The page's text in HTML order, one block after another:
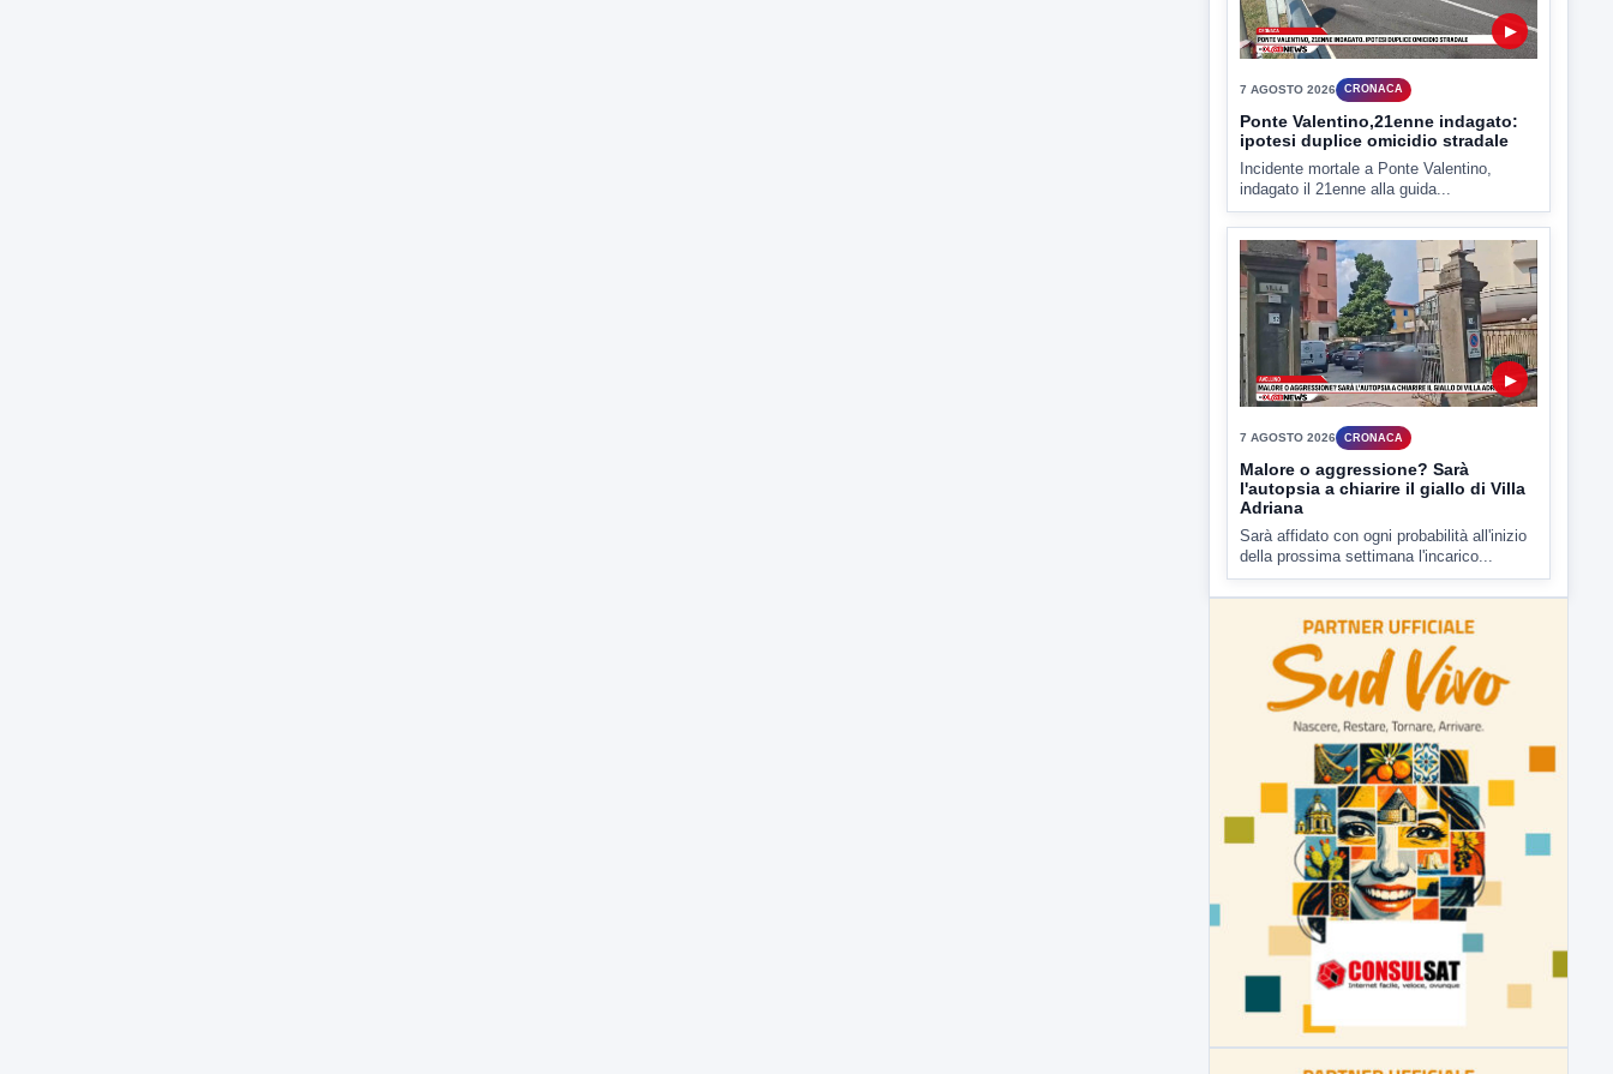
▶
Miasmi e Calore, l'ASL parla
attraverso il Comune
Nessuna nuova moria di pesci e nessuna
criticità igienico-sanitaria nel...
▶
Ponte Valentino,21enne indagato:
ipotesi duplice omicidio stradale
Incidente mortale a Ponte Valentino,
7 AGOSTO 2026 CRONACA
Malore o aggressione? Sarà
l'autopsia a chiarire il giallo di Villa
Adriana
Sarà affidato con ogni probabilità all'inizio
della prossima settimana l'incarico...